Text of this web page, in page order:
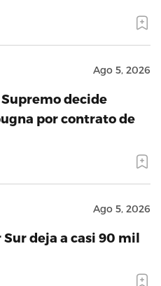
Ago 5, 2026
decide
por contrato de
Ago 5, 2026
deja a casi 90 mil